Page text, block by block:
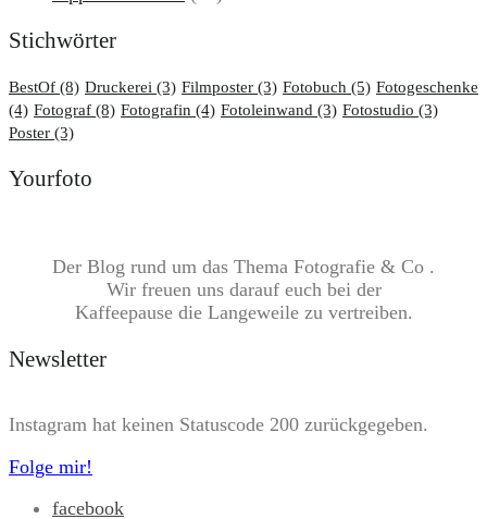
Stichwörter
BestOf (8) Druckerei (3) Filmposter (3) Fotobuch (5) Fotogeschenke
(4) Fotograf (8) Fotografin (4) Fotoleinwand (3) Fotostudio (3)
Poster (3)
Yourfoto
Der Blog rund um das Thema Fotografie & Co .
Wir freuen uns darauf euch bei der
Kaffeepause die Langeweile zu vertreiben.
Newsletter
Instagram hat keinen Statuscode 200 zurückgegeben.
Folge mir!
facebook